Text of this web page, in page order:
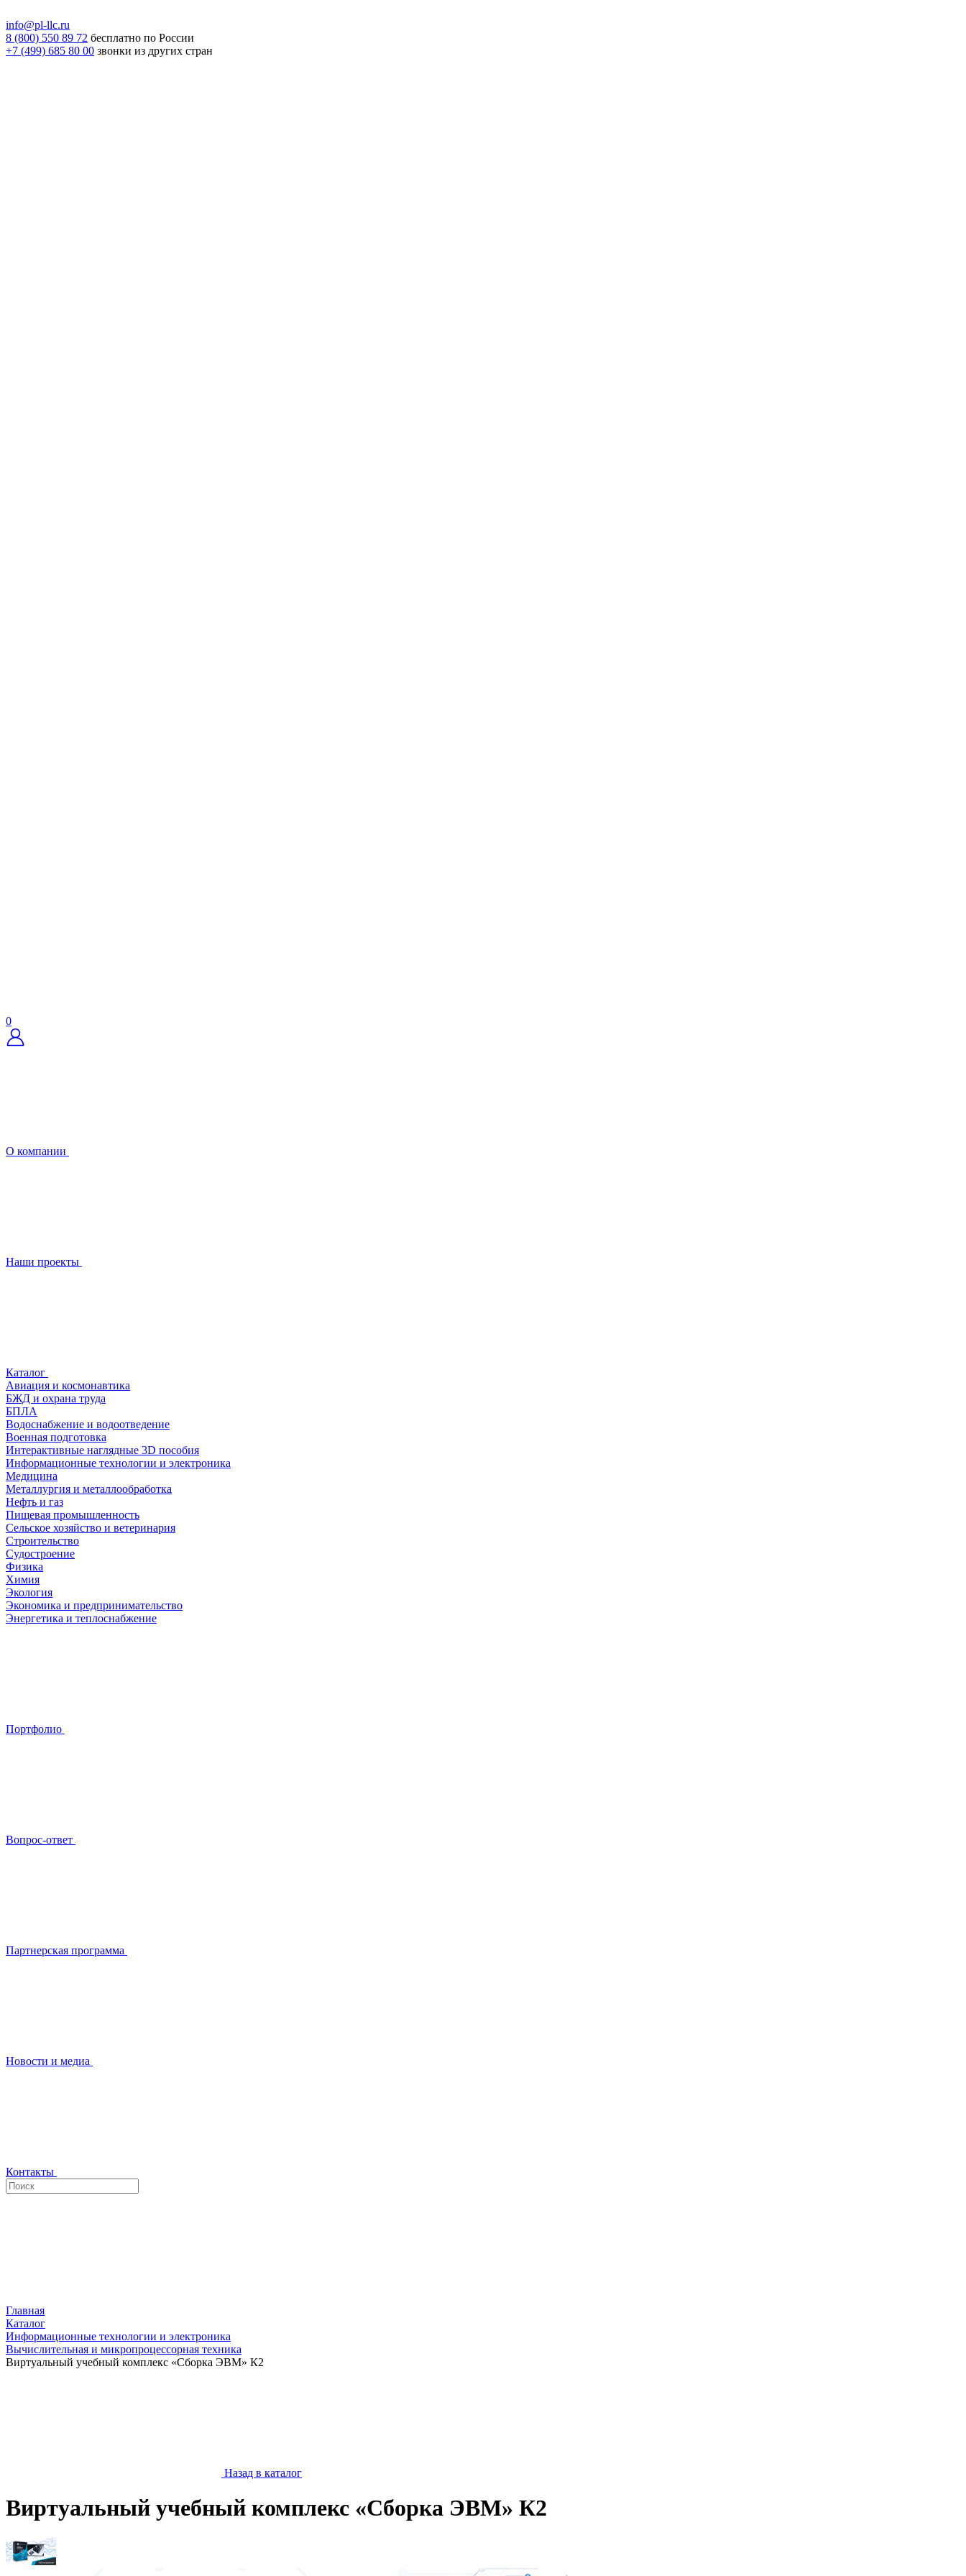
info@pl-llc.ru
8 (800) 550 89 72 бесплатно по России
+7 (499) 685 80 00 звонки из других стран
0
О компании
Наши проекты
Каталог
Авиация и космонавтика
БЖД и охрана труда
БПЛА
Водоснабжение и водоотведение
Военная подготовка
Интерактивные наглядные 3D пособия
Информационные технологии и электроника
Медицина
Металлургия и металлообработка
Нефть и газ
Пищевая промышленность
Сельское хозяйство и ветеринария
Строительство
Судостроение
Физика
Химия
Экология
Экономика и предпринимательство
Энергетика и теплоснабжение
Портфолио
Вопрос-ответ
Партнерская программа
Новости и медиа
Контакты
Главная
Каталог
Информационные технологии и электроника
Вычислительная и микропроцессорная техника
Виртуальный учебный комплекс «Сборка ЭВМ» К2
Назад в каталог
Виртуальный учебный комплекс «Сборка ЭВМ» К2